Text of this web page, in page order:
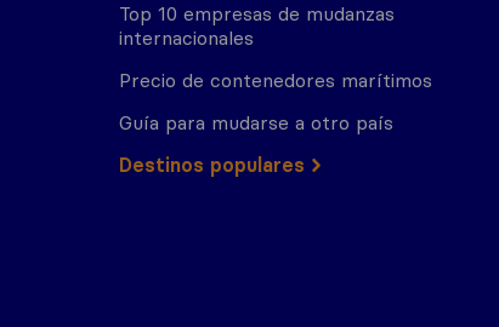
Top 10 empresas de mudanzas
internacionales
Precio de contenedores marítimos
Guía para mudarse a otro país
Destinos populares